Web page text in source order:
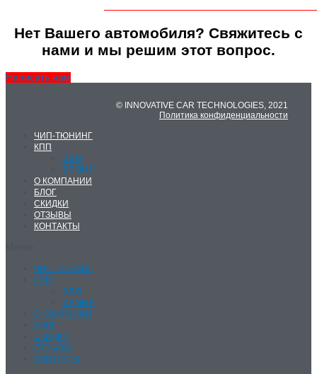
Нет Вашего автомобиля? Свяжитесь с
нами и мы решим этот вопрос.
Написать нам
© INNOVATIVE CAR TECHNOLOGIES, 2021
Политика конфиденциальности
ЧИП-ТЮНИНГ
КПП
DSG
ZF 8HP
О КОМПАНИИ
БЛОГ
СКИДКИ
ОТЗЫВЫ
КОНТАКТЫ
ЧИП-ТЮНИНГ
КПП
DSG
ZF 8HP
О КОМПАНИИ
БЛОГ
СКИДКИ
ОТЗЫВЫ
КОНТАКТЫ